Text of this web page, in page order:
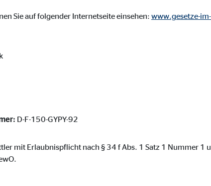
Sie auf folgender Internetseite einsehen: www.gesetze-
D-F-150-GYPY-92
mit Erlaubnispflicht nach § 34 f Abs. 1 Satz 1 Nummer 1